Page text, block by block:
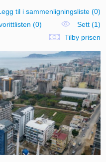
til i sammenligningsliste(0)
(0)
Sett (1)
Tilby prisen